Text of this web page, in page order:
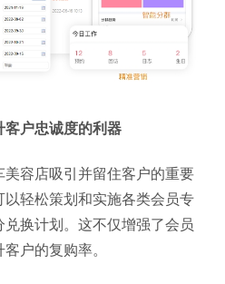
客户忠诚度的利器
容店吸引并留住客户的重要
轻松策划和实施各类会员专
换计划。这不仅增强了会员
户的复购率。